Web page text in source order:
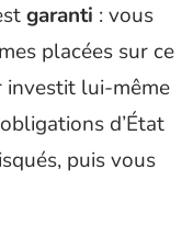
garanti : vous
placées sur ce
investit lui-même
d’État
puis vous